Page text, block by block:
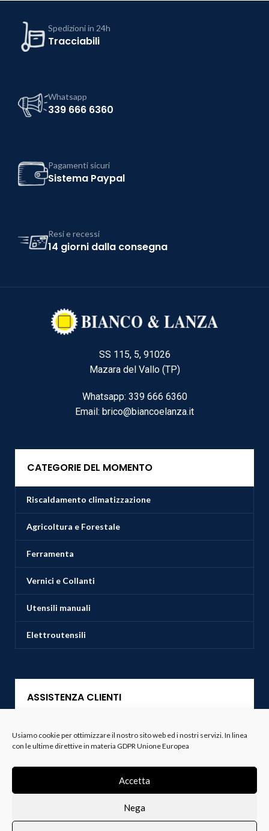
Usiamo cookie per ottimizzare il nostro sito web ed i nostri servizi. In linea
con le ultime direttive in materia GDPR Unione Europea
Accetta
Nega
Spedizioni in 24h
Tracciabili
Whatsapp
339 666 6360
Pagamenti sicuri
Sistema Paypal
Resi e recessi
14 giorni dalla consegna
SS 115, 5, 91026
Mazara del Vallo (TP)
Whatsapp: 339 666 6360
Email: brico@biancoelanza.it
CATEGORIE DEL MOMENTO
Riscaldamento climatizzazione
Agricoltura e Forestale
Ferramenta
Vernici e Collanti
Utensili manuali
Elettroutensili
ASSISTENZA CLIENTI